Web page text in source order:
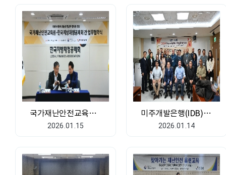
국가재난안전교육원-한국지방재정공제회 간 업무협약 체결
2026.01.15
미주개발은행(IDB) 재난관리 역량강화과정
2026.01.14